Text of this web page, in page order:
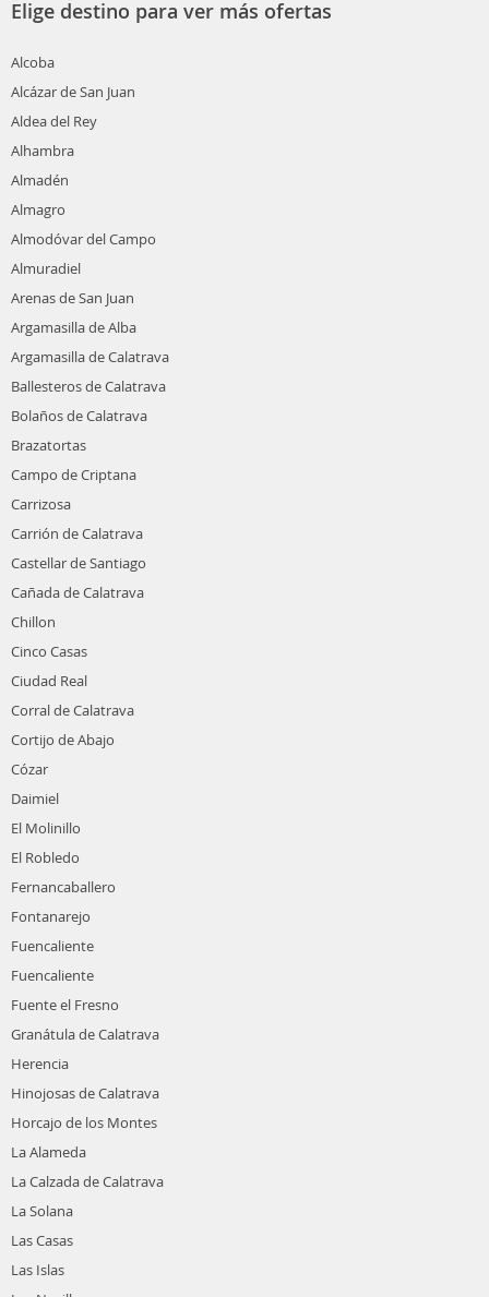
Elige destino para ver más ofertas
Alcoba
Alcázar de San Juan
Aldea del Rey
Alhambra
Almadén
Almagro
Almodóvar del Campo
Almuradiel
Arenas de San Juan
Argamasilla de Alba
Argamasilla de Calatrava
Ballesteros de Calatrava
Bolaños de Calatrava
Brazatortas
Campo de Criptana
Carrizosa
Carrión de Calatrava
Castellar de Santiago
Cañada de Calatrava
Chillon
Cinco Casas
Ciudad Real
Corral de Calatrava
Cortijo de Abajo
Cózar
Daimiel
El Molinillo
El Robledo
Fernancaballero
Fontanarejo
Fuencaliente
Fuencaliente
Fuente el Fresno
Granátula de Calatrava
Herencia
Hinojosas de Calatrava
Horcajo de los Montes
La Alameda
La Calzada de Calatrava
La Solana
Las Casas
Las Islas